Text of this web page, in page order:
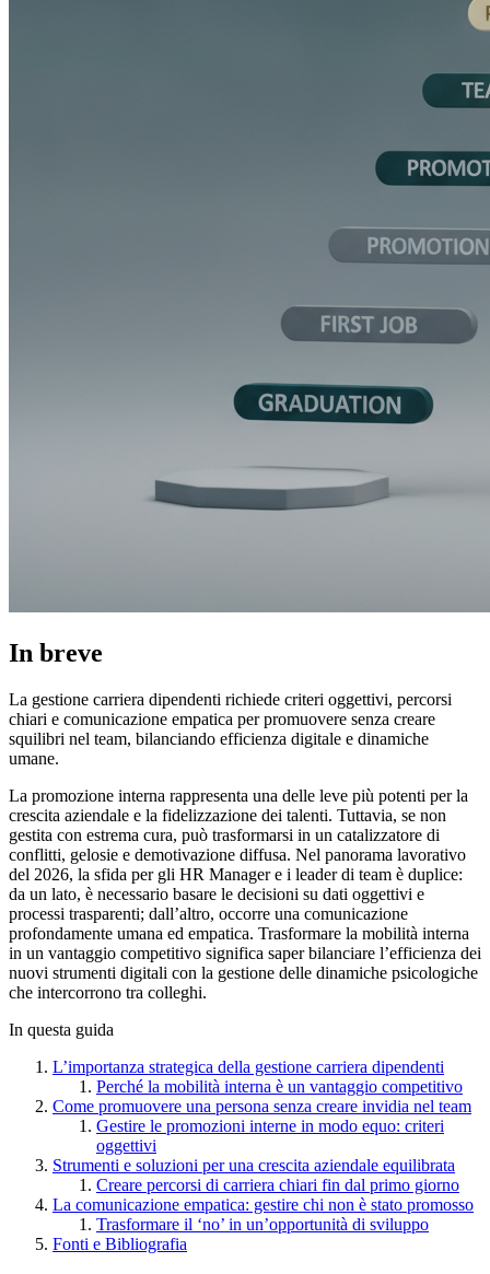
In breve
La gestione carriera dipendenti richiede criteri oggettivi, percorsi
chiari e comunicazione empatica per promuovere senza creare
squilibri nel team, bilanciando efficienza digitale e dinamiche
umane.
La promozione interna rappresenta una delle leve più potenti per la
crescita aziendale e la fidelizzazione dei talenti. Tuttavia, se non
gestita con estrema cura, può trasformarsi in un catalizzatore di
conflitti, gelosie e demotivazione diffusa. Nel panorama lavorativo
del 2026, la sfida per gli HR Manager e i leader di team è duplice:
da un lato, è necessario basare le decisioni su dati oggettivi e
processi trasparenti; dall’altro, occorre una comunicazione
profondamente umana ed empatica. Trasformare la mobilità interna
in un vantaggio competitivo significa saper bilanciare l’efficienza dei
nuovi strumenti digitali con la gestione delle dinamiche psicologiche
che intercorrono tra colleghi.
In questa guida
L’importanza strategica della gestione carriera dipendenti
Perché la mobilità interna è un vantaggio competitivo
Come promuovere una persona senza creare invidia nel team
Gestire le promozioni interne in modo equo: criteri
oggettivi
Strumenti e soluzioni per una crescita aziendale equilibrata
Creare percorsi di carriera chiari fin dal primo giorno
La comunicazione empatica: gestire chi non è stato promosso
Trasformare il ‘no’ in un’opportunità di sviluppo
Fonti e Bibliografia